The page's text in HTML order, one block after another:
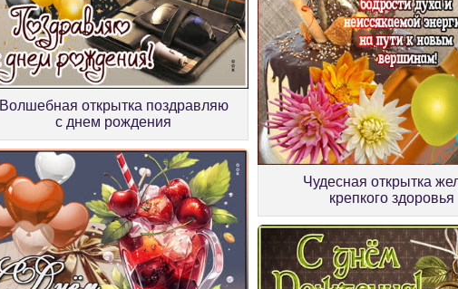
Волшебная открытка поздравляю
с днем рождения
Чудесная открытка
крепкого здоровья